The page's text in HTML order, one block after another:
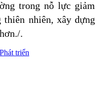
trong nỗ lực giảm
nhiên, xây dựng
.
triển